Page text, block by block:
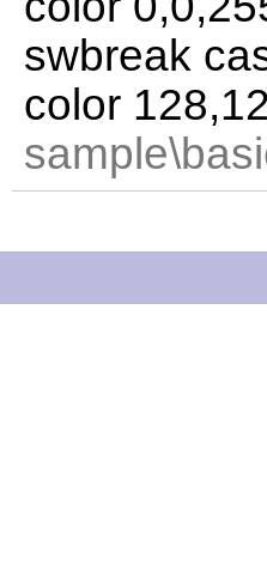
swbreak
color